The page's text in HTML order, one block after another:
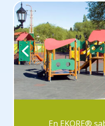
En EKORE®